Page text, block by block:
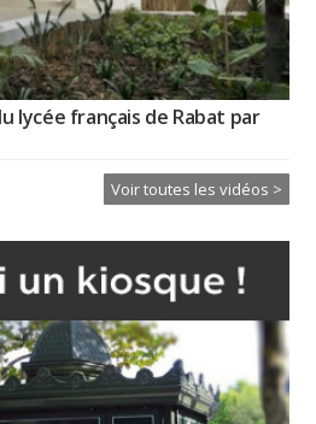
lycée français de Rabat par
Voir toutes les vidéos >